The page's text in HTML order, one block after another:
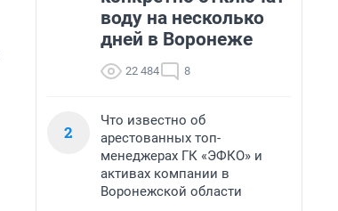
воду на несколько
дней в Воронеже
22 484 8
2
Что известно об
арестованных топ-
менеджерах ГК «ЭФКО» и
активах компании в
Воронежской области